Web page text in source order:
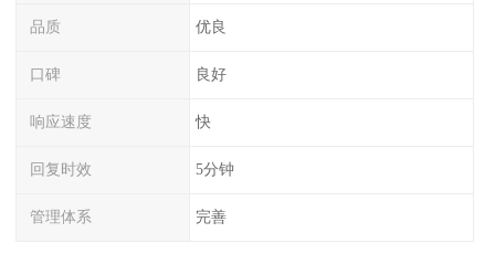
品质 优良
口碑 良好
响应速度 快
回复时效 5分钟
管理体系 完善